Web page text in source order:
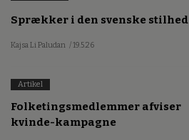
Sprækker i den svenske stilhed
Kajsa Li Paludan / 19.5.26
Artikel
Folketingsmedlemmer afviser
kvinde-kampagne